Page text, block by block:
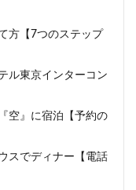
方【7つのステップ
ル東京インターコン
空』に宿泊【予約の
スでディナー【電話